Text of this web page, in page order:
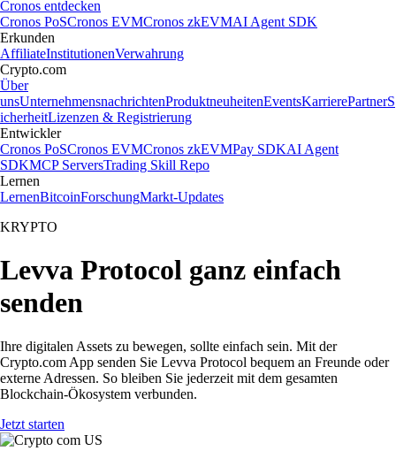
Cronos entdecken
Cronos PoSCronos EVMCronos zkEVMAI Agent SDK
Erkunden
AffiliateInstitutionenVerwahrung
Crypto.com
Über
unsUnternehmensnachrichtenProduktneuheitenEventsKarrierePartnerS
icherheitLizenzen & Registrierung
Entwickler
Cronos PoSCronos EVMCronos zkEVMPay SDKAI Agent
SDKMCP ServersTrading Skill Repo
Lernen
LernenBitcoinForschungMarkt-Updates
KRYPTO
Levva Protocol ganz einfach
senden
Ihre digitalen Assets zu bewegen, sollte einfach sein. Mit der
Crypto.com App senden Sie Levva Protocol bequem an Freunde oder
externe Adressen. So bleiben Sie jederzeit mit dem gesamten
Blockchain-Ökosystem verbunden.
Jetzt starten